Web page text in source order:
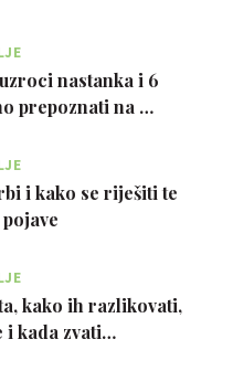
nastanka i 6
prepoznati na …
i kako se riješiti te
kako ih razlikovati,
i kada zvati…